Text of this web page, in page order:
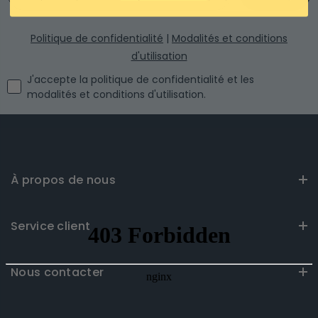
Politique de confidentialité | Modalités et conditions
d'utilisation
I agree with the privacy policy and the terms and
J'accepte la politique de confidentialité et les
modalités et conditions d'utilisation.
À propos de nous
Service client
Nous contacter